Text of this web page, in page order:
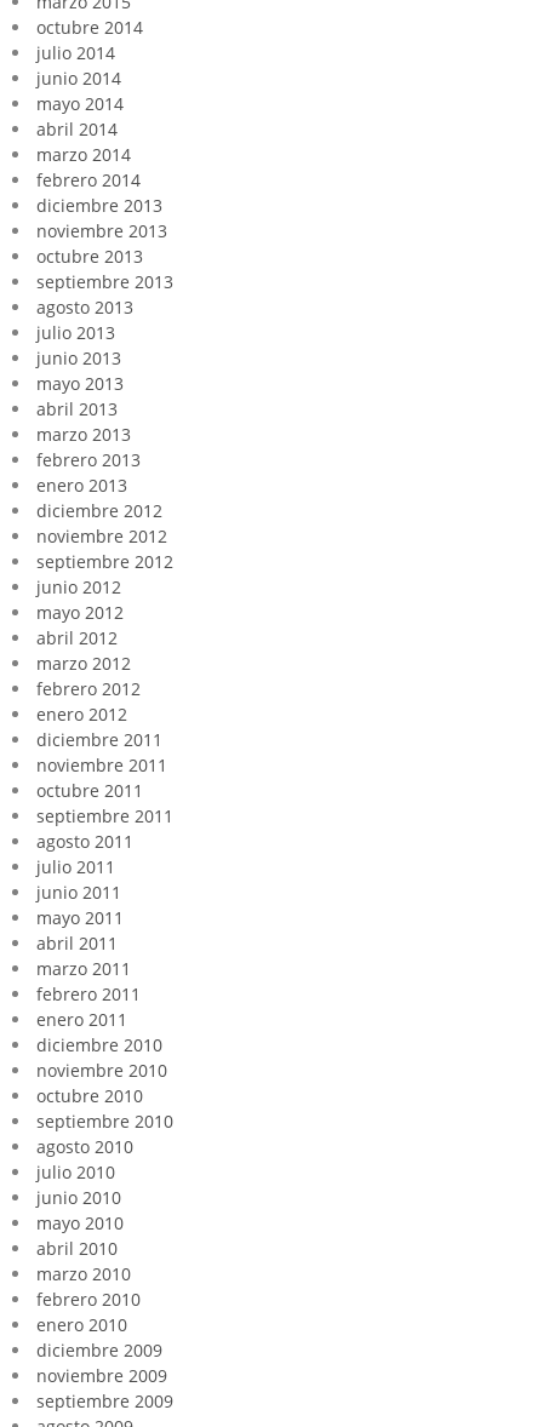
octubre 2014
julio 2014
junio 2014
mayo 2014
abril 2014
marzo 2014
febrero 2014
diciembre 2013
noviembre 2013
octubre 2013
septiembre 2013
agosto 2013
julio 2013
junio 2013
mayo 2013
abril 2013
marzo 2013
febrero 2013
enero 2013
diciembre 2012
noviembre 2012
septiembre 2012
junio 2012
mayo 2012
abril 2012
marzo 2012
febrero 2012
enero 2012
diciembre 2011
noviembre 2011
octubre 2011
septiembre 2011
agosto 2011
julio 2011
junio 2011
mayo 2011
abril 2011
marzo 2011
febrero 2011
enero 2011
diciembre 2010
noviembre 2010
octubre 2010
septiembre 2010
agosto 2010
julio 2010
junio 2010
mayo 2010
abril 2010
marzo 2010
febrero 2010
enero 2010
diciembre 2009
noviembre 2009
septiembre 2009